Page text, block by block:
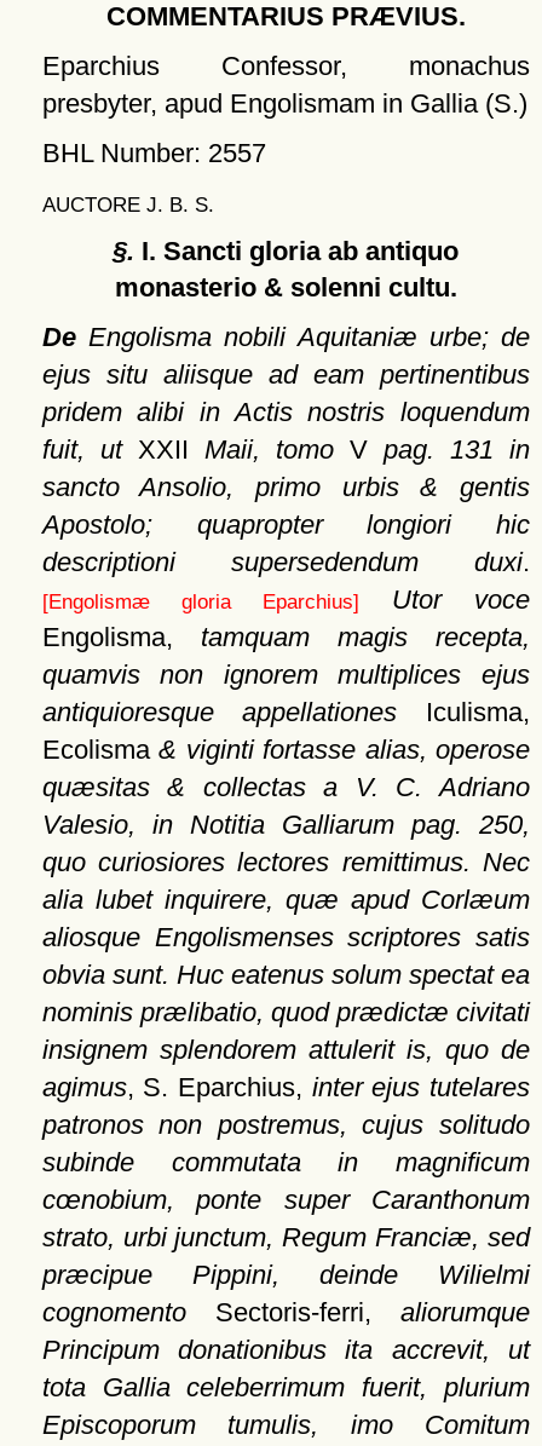
COMMENTARIUS PRÆVIUS.
Eparchius Confessor, monachus
presbyter, apud Engolismam in Gallia (S.)
BHL Number: 2557
AUCTORE J. B. S.
§. I. Sancti gloria ab antiquo
monasterio & solenni cultu.
De Engolisma nobili Aquitaniæ urbe; de
ejus situ aliisque ad eam pertinentibus
pridem alibi in Actis nostris loquendum
fuit, utXXII Maii, tomoV pag. 131 in
sancto Ansolio, primo urbis & gentis
Apostolo; quapropter longiori hic
descriptioni supersedendum duxi.
[Engolismæ gloria Eparchius]
Utor voce
Engolisma, tamquam magis recepta,
quamvis non ignorem multiplices ejus
antiquioresque appellationes Iculisma,
Ecolisma& viginti fortasse alias, operose
quæsitas & collectas a V. C. Adriano
Valesio, in Notitia Galliarum pag. 250,
quo curiosiores lectores remittimus. Nec
alia lubet inquirere, quæ apud Corlæum
aliosque Engolismenses scriptores satis
obvia sunt. Huc eatenus solum spectat ea
nominis prælibatio, quod prædictæ civitati
insignem splendorem attulerit is, quo de
agimus, S. Eparchius, inter ejus tutelares
patronos non postremus, cujus solitudo
subinde commutata in magnificum
cœnobium, ponte super Caranthonum
strato, urbi junctum, Regum Franciæ, sed
præcipue Pippini, deinde Wilielmi
cognomentoSectoris-ferri, aliorumque
Principum donationibus ita accrevit, ut
tota Gallia celeberrimum fuerit, plurium
Episcoporum tumulis, imo Comitum